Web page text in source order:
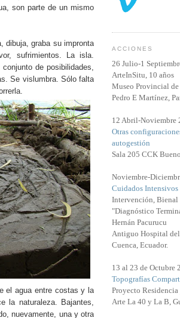
son parte de un mismo
dibuja, graba su impronta
sufrimientos. La isla.
de posibilidades,
Se vislumbra. Sólo falta
el agua entre costas y la
la naturaleza. Bajantes,
nuevamente, una y otra
ACCIONES
26 Julio-1
ArteInSitu, 10 años
Museo Provincial
Pedro E Martínez,
12 Abril-Noviembre
Otras
autogestión
Sala 205 CCK
Noviembre-
Cuidados Intensivos
Intervención, Bienal
"Diagnóstico
Hernán Pacurucu
Antiguo Hospital
Cuenca, Ecuador.
13 al 23 de Octubre
Topografías
Proyecto
Arte La 40 y La B,